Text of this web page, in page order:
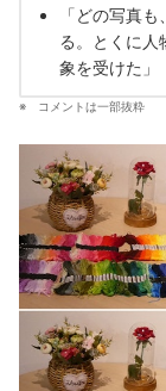
「どの写真
る。とくに人
象を受けた」
コメントは一部抜粋